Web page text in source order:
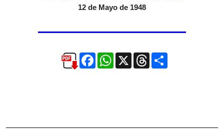
12 de Mayo de 1948
FacebookWhatsApp
X ThreadsCompartir